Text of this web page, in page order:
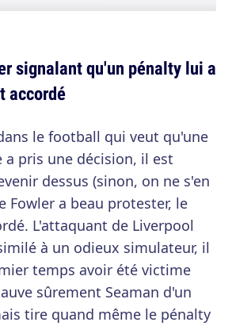
signalant qu'un pénalty lui a
accordé
le football qui veut qu'une
pris une décision, il est
dessus (sinon, on ne s'en
Fowler a beau protester, le
L'attaquant de Liverpool
à un odieux simulateur, il
temps avoir été victime
sûrement Seaman d'un
tire quand même le pénalty